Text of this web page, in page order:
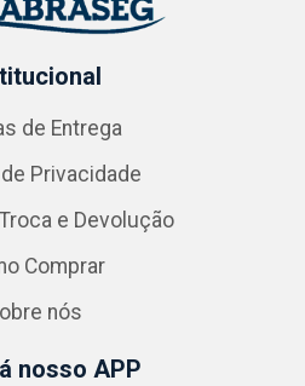
de Entrega
Privacidade
e Devolução
Comprar
nós
nosso APP